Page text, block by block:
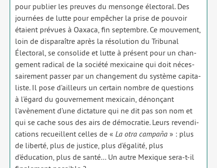
pour publier les preuves du men­songe élec­to­ral. Des
jour­nées de lutte pour empê­cher la prise de pou­voir
étaient pré­vues à Oaxaca, fin sep­tembre. Ce mou­ve­ment,
loin de dis­pa­raître après la réso­lu­tion du Tribunal
Électoral, se conso­lide et lutte à pré­sent pour un chan­
ge­ment radi­cal de la socié­té mexi­caine qui doit néces­
sai­re­ment pas­ser par un chan­ge­ment du sys­tème capi­ta­
liste. Il pose d’ailleurs un cer­tain nombre de ques­tions
à l’égard du gou­ver­ne­ment mexi­cain, dénon­çant
l’avènement d’une dic­ta­ture qui ne dit pas son nom et
qui se cache sous des airs de démo­cra­tie. Leurs reven­di­
ca­tions recueillent celles de « La otra cam­paña » : plus
de liber­té, plus de jus­tice, plus d’égalité, plus
d’éducation, plus de san­té… Un autre Mexique sera-t-il